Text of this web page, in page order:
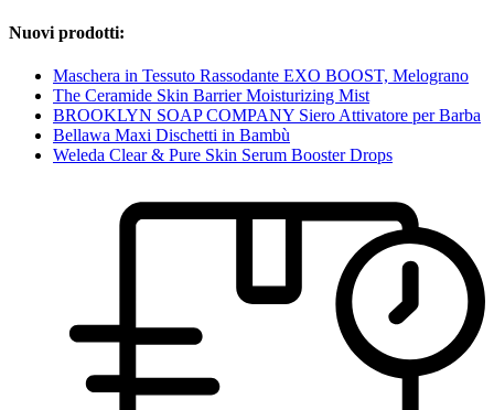
Nuovi prodotti:
Maschera in Tessuto Rassodante EXO BOOST, Melograno
The Ceramide Skin Barrier Moisturizing Mist
BROOKLYN SOAP COMPANY Siero Attivatore per Barba
Bellawa Maxi Dischetti in Bambù
Weleda Clear & Pure Skin Serum Booster Drops